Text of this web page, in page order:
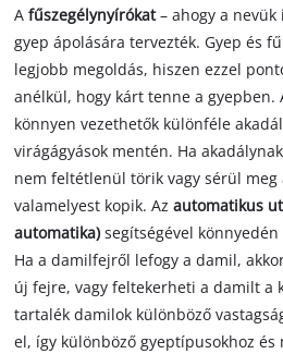
Afűszegélynyírókat– ahogy a
gyep ápolására tervezték. Gyep és
legjobb megoldás, hiszen ezzel
anélkül, hogy kárt tenne a gyepben.
könnyen vezethetők különféle
virágágyások mentén. Ha
nem feltétlenül törik vagy sérül
valamelyest kopik. Az automatikus
automatika)segítségével
Ha a damilfejről lefogy a damil,
új fejre, vagy feltekerheti a damilt a
tartalék damilok különböző
el, így különböző gyeptípusokhoz